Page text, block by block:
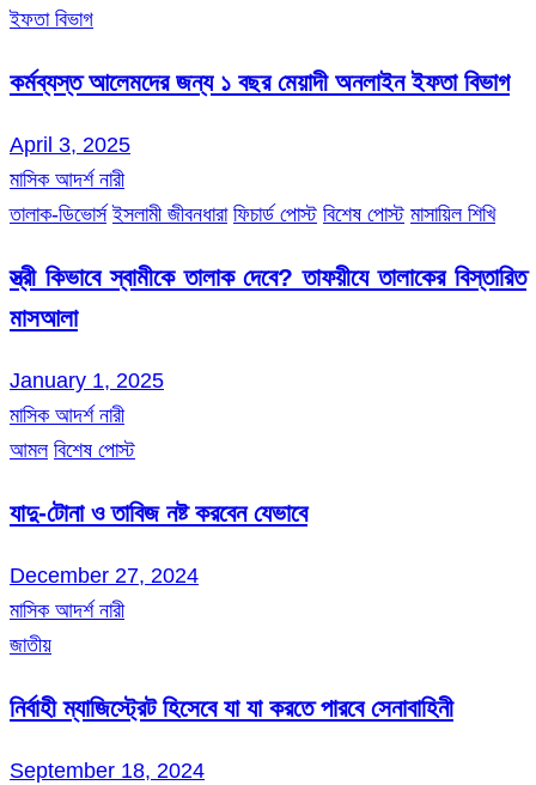
ইফতা বিভাগ
কর্মব্যস্ত আলেমদের জন্য ১ বছর মেয়াদী অনলাইন ইফতা বিভাগ
April 3, 2025
মাসিক আদর্শ নারী
তালাক-ডিভোর্স ইসলামী জীবনধারা ফিচার্ড পোস্ট বিশেষ পোস্ট মাসায়িল শিখি
স্ত্রী কিভাবে স্বামীকে তালাক দেবে? তাফয়ীযে তালাকের বিস্তারিত
মাসআলা
January 1, 2025
মাসিক আদর্শ নারী
আমল বিশেষ পোস্ট
যাদু-টোনা ও তাবিজ নষ্ট করবেন যেভাবে
December 27, 2024
মাসিক আদর্শ নারী
জাতীয়
নির্বাহী ম্যাজিস্ট্রেট হিসেবে যা যা করতে পারবে সেনাবাহিনী
September 18, 2024